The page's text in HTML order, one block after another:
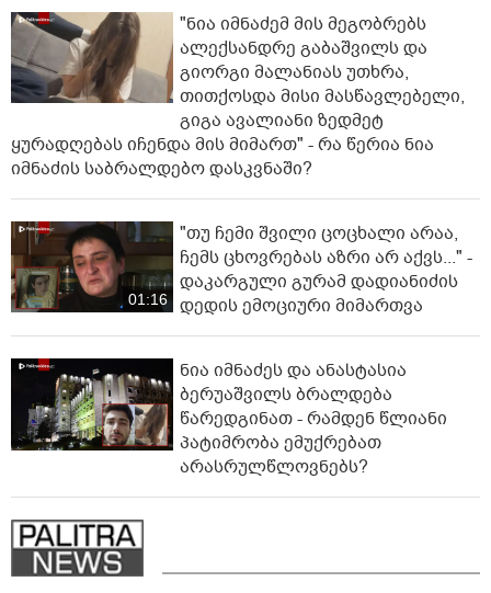
"ნია იმნაძემ მის მეგობრებს
ალექსანდრე გაბაშვილს და
გიორგი მალანიას უთხრა,
თითქოსდა მისი მასწავლებელი,
გიგა ავალიანი ზედმეტ
ყურადღებას იჩენდა მის მიმართ" - რა წერია ნია
იმნაძის საბრალდებო დასკვნაში?
01:16
"თუ ჩემი შვილი ცოცხალი არაა,
ჩემს ცხოვრებას აზრი არ აქვს..." -
დაკარგული გურამ დადიანიძის
დედის ემოციური მიმართვა
ნია იმნაძეს და ანასტასია
ბერუაშვილს ბრალდება
წარედგინათ - რამდენ წლიანი
პატიმრობა ემუქრებათ
არასრულწლოვნებს?